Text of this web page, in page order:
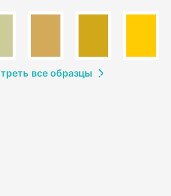
все образцы